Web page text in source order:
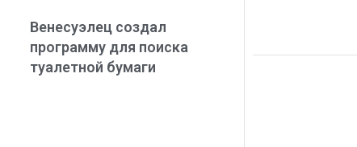
Венесуэлец создал
программу для поиска
туалетной бумаги